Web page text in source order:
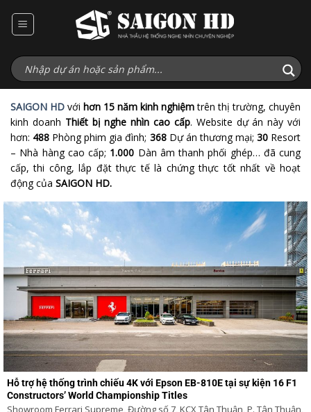
qua
dung
SAIGON HD với hơn 15 năm kinh nghiệmtrên thị trường, chuyên
kinh doanh Thiết bị nghe nhìn cao cấp. Website dự án này với
hơn: 488 Phòng phim gia đình; 368Dự án thương mại; 30Resort
– Nhà hàng cao cấp; 1.000 Dàn âm thanh phối ghép… đã cung
cấp, thi công, lắp đặt thực tế là chứng thực tốt nhất về hoạt
động của SAIGON HD.
Hỗ trợ hệ thống trình chiếu 4K với Epson EB-810E tại sự kiện 16 F1
Constructors’ World Championship Titles
Showroom Ferrari Supreme, Đường số 7, KCX Tân Thuận, P. Tân Thuận,